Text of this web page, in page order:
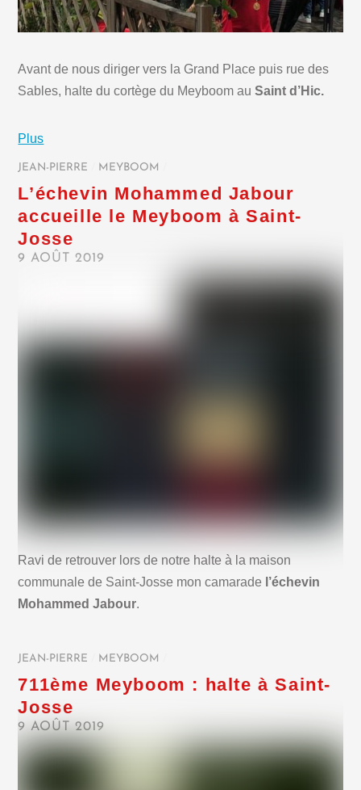
Avant de nous diriger vers la Grand Place puis rue des
Sables, halte du cortège du Meyboom auSaint d’Hic.
Plus
JEAN-PIERRE MEYBOOM
L’échevin Mohammed Jabour
accueille le Meyboom à Saint-
Josse
9 AOÛT 2019
Ravi de retrouver lors de notre halte à la maison
communale de Saint-Josse mon camarade l’échevin
Mohammed Jabour.
JEAN-PIERRE MEYBOOM
711ème Meyboom : halte à Saint-
Josse
9 AOÛT 2019